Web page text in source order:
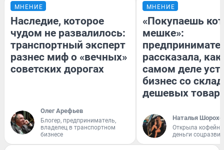
МНЕНИЕ
Наследие, которое
чудом не развалилось:
транспортный эксперт
разнес миф о «вечных»
советских дорогах
Олег Арефьев
Блогер, предприниматель,
владелец в транспортном
бизнесе
МНЕНИЕ
«Покупаешь
мешке»:
рассказала, как
самом деле
бизнес со
дешевых
Наталья
Открыла
деньги